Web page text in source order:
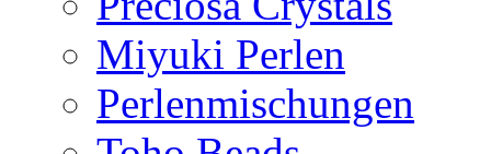
Miyuki Perlen
Perlenmischungen